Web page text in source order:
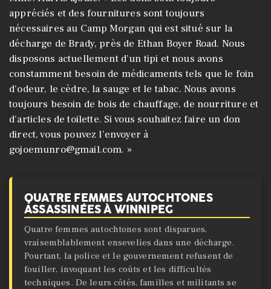
appréciés et des fournitures sont toujours
nécessaires au Camp Morgan qui est situé sur la
décharge de Brady, près de Ethan Boyer Road. Nous
disposons actuellement d’un tipi et nous avons
constamment besoin de médicaments tels que le foin
d’odeur, le cèdre, la sauge et le tabac. Nous avons
toujours besoin de bois de chauffage, de nourriture et
d’articles de toilette. Si vous souhaitez faire un don
direct, vous pouvez l’envoyer à
gojoemunro@gmail.com. »
QUATRE FEMMES AUTOCHTONES
ASSASSINÉES À WINNIPEG
Quatre femmes autochtones sont disparues,
vraisemblablement ensevelies dans une décharge.
Pourtant, la police et le gouvernement refusent de
fouiller, invoquant les coûts et les difficultés
techniques. De leurs côtés, familles et militants se